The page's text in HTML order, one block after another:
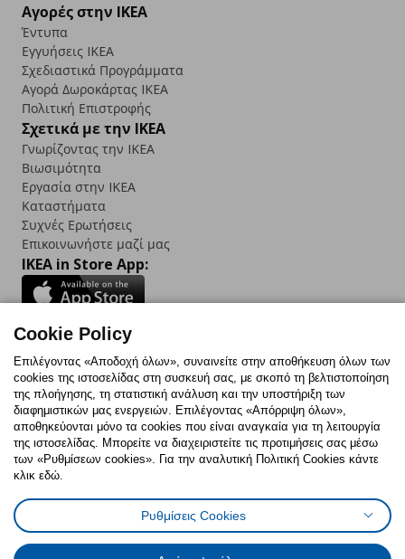
Αγορές στην IKEA
Έντυπα
Εγγυήσεις IKEA
Σχεδιαστικά Προγράμματα
Αγορά Δωρoκάρτας IKEA
Πολιτική Επιστροφής
Σχετικά με την IKEA
Γνωρίζοντας την IKEA
Βιωσιμότητα
Εργασία στην IKEA
Καταστήματα
Συχνές Ερωτήσεις
Επικοινωνήστε μαζί μας
IKEA in Store App:
Follow us:
FacebookInstagram
TikTokYoutubePinterestTwitter
Πολιτική CookiesΔήλωση ψηφιακής προσβασιμότητας
Ρυθμίσεις cookiesΌροι Χρήσης
Γενική Πολιτική Προσωπικών Δεδομένων
Πολιτική Προσωπικών Δεδομένων για ΙΚΕΑ.gr
Cookie Policy
Επιλέγοντας «Αποδοχή όλων», συναινείτε στην αποθήκευση όλων των
cookies της ιστοσελίδας στη συσκευή σας, με σκοπό τη βελτιστοποίηση
της πλοήγησης, τη στατιστική ανάλυση και την υποστήριξη των
διαφημιστικών μας ενεργειών. Επιλέγοντας «Απόρριψη όλων»,
αποθηκεύονται μόνο τα cookies που είναι αναγκαία για τη λειτουργία
της ιστοσελίδας. Μπορείτε να διαχειριστείτε τις προτιμήσεις σας μέσω
των «Ρυθμίσεων cookies». Για την αναλυτική Πολιτική Cookies κάντε
κλικ εδώ.
Ρυθμίσεις Cookies